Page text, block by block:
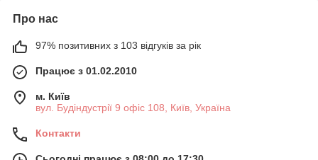
Про нас
97% позитивних з 103 відгуків за рік
Працює з 01.02.2010
м. Київ
вул. Будіндустрії 9 офіс 108, Київ, Україна
Контакти